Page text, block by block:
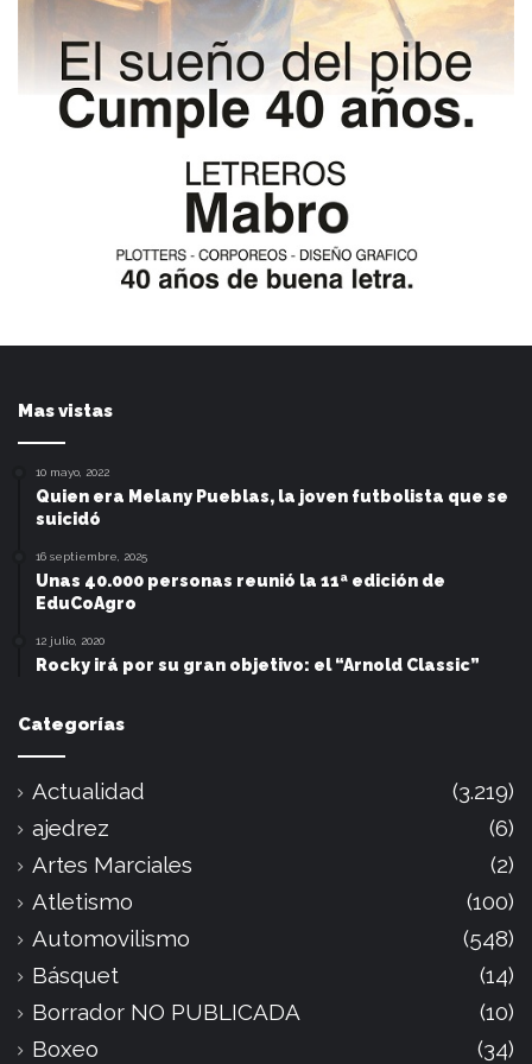
Mas vistas
10 mayo, 2022
Quien era Melany Pueblas, la joven futbolista que se
suicidó
16 septiembre, 2025
Unas 40.000 personas reunió la 11ª edición de
EduCoAgro
12 julio, 2020
Rocky irá por su gran objetivo: el “Arnold Classic”
Categorías
Actualidad
(3.219)
ajedrez
(6)
Artes Marciales
(2)
Atletismo
(100)
Automovilismo
(548)
Básquet
(14)
Borrador NO PUBLICADA
(10)
Boxeo
(34)